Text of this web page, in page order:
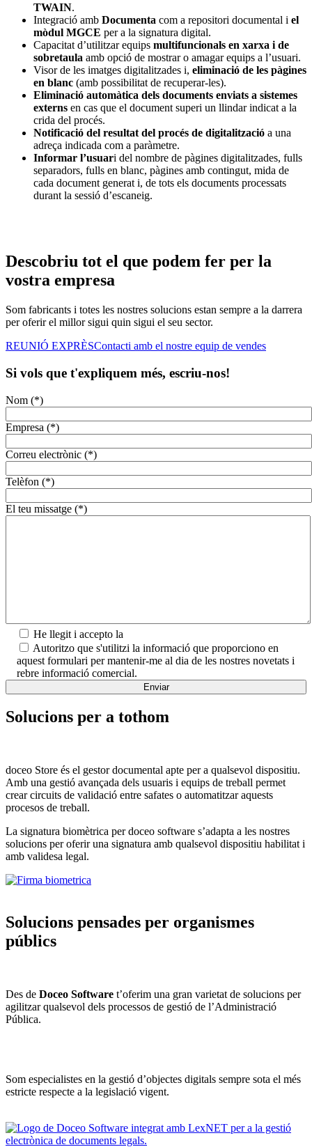
TWAIN.
Integració amb Documenta com a repositori documental i el
mòdul MGCE per a la signatura digital.
Capacitat d’utilitzar equips multifuncionals en xarxa i de
sobretaula amb opció de mostrar o amagar equips a l’usuari.
Visor de les imatges digitalitzades i, eliminació de les pàgines
en blanc (amb possibilitat de recuperar-les).
Eliminació automàtica dels documents enviats a sistemes
externs en cas que el document superi un llindar indicat a la
crida del procés.
Notificació del resultat del procés de digitalització a una
adreça indicada com a paràmetre.
Informar l’usuari del nombre de pàgines digitalitzades, fulls
separadors, fulls en blanc, pàgines amb contingut, mida de
cada document generat i, de tots els documents processats
durant la sessió d’escaneig.
Descobriu tot el que podem fer per la
vostra empresa
Som fabricants i totes les nostres solucions estan sempre a la darrera
per oferir el millor sigui quin sigui el seu sector.
REUNIÓ EXPRÈSContacti amb el nostre equip de vendes
Si vols que t'expliquem més, escriu-nos!
Nom (*)
Empresa (*)
Correu electrònic (*)
Telèfon (*)
El teu missatge (*)
He llegit i accepto la
Autoritzo que s'utilitzi la informació que proporciono en
aquest formulari per mantenir-me al dia de les nostres novetats i
rebre informació comercial.
Solucions per a tothom
doceo Store és el gestor documental apte per a qualsevol dispositiu.
Amb una gestió avançada dels usuaris i equips de treball permet
crear circuits de validació entre safates o automatitzar aquests
procesos de treball.
La signatura biomètrica per doceo software s’adapta a les nostres
solucions per oferir una signatura amb qualsevol dispositiu habilitat i
amb validesa legal.
Solucions pensades per organismes
públics
Des de Doceo Software t’oferim una gran varietat de solucions per
agilitzar qualsevol dels processos de gestió de l’Administració
Pública.
Som especialistes en la gestió d’objectes digitals sempre sota el més
estricte respecte a la legislació vigent.